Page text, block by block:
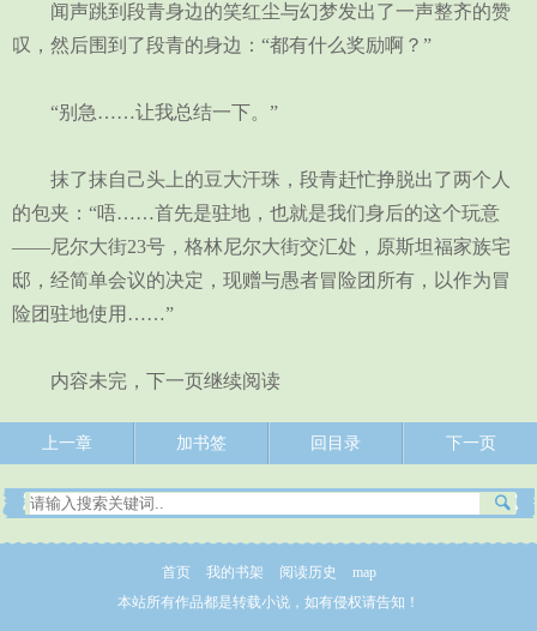
闻声跳到段青身边的笑红尘与幻梦发出了一声整齐的赞
叹，然后围到了段青的身边：“都有什么奖励啊？”
“别急……让我总结一下。”
抹了抹自己头上的豆大汗珠，段青赶忙挣脱出了两个人
的包夹：“唔……首先是驻地，也就是我们身后的这个玩意
——尼尔大街23号，格林尼尔大街交汇处，原斯坦福家族宅
邸，经简单会议的决定，现赠与愚者冒险团所有，以作为冒
险团驻地使用……”
内容未完，下一页继续阅读
上一章 加书签 回目录 下一页
首页 我的书架 阅读历史
map
本站所有作品都是转载小说，如有侵权请告知！